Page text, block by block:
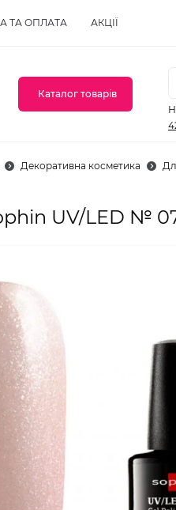
ТА ОПЛАТА АКЦІЇ
Каталог товарів
Декоративна косметика
UV/LED №